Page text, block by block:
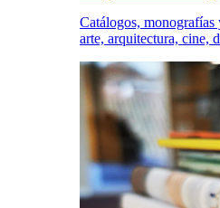
Catálogos, monografías
arte, arquitectura, cine,